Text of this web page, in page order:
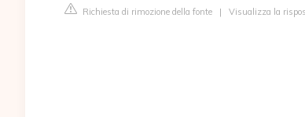
Richiesta di rimozione della fonte | Visualizza la